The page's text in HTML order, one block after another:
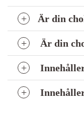
Är din
Är din